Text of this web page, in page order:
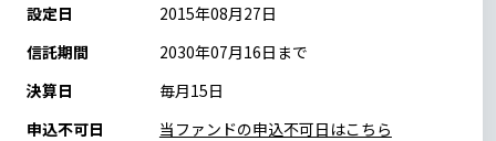
設定日
2015年08月27日
信託期間
2030年07月16日まで
決算日
毎月15日
申込不可日
当ファンドの申込不可日はこちら